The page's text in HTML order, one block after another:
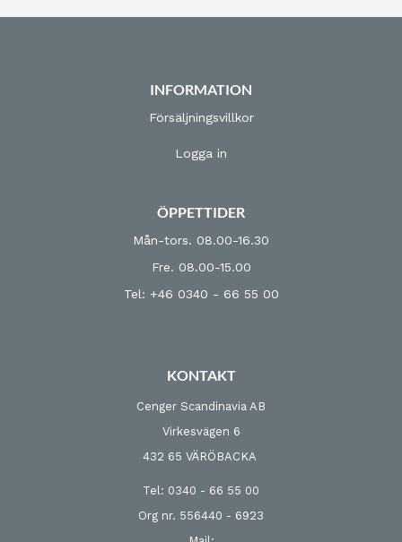
INFORMATION
Försäljningsvillkor
Logga in
ÖPPETTIDER
Mån-tors. 08.00-16.30
Fre. 08.00-15.00
Tel: +46 0340 - 66 55 00
KONTAKT
Cenger Scandinavia AB
Virkesvägen 6
432 65 VÄRÖBACKA
Tel: 0340 - 66 55 00
Org nr. 556440 - 6923